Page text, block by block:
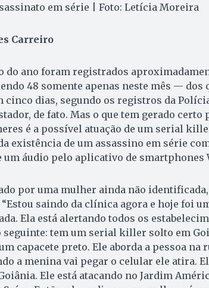
em série | Foto: Letícia Moreira
Carreiro
do ano foram registrados
48 somente apenas neste mês — dos
cinco dias, segundo os registros da
de fato. Mas o que tem gerado certo
é a possível atuação de um serial
existência de um assassino em série
um áudio pelo aplicativo de smartphones
por uma mulher ainda não
saindo da clínica agora e hoje foi
Ela está alertando todos os
seguinte: tem um serial killer solto em
capacete preto. Ele aborda a pessoa na
a menina vai pegar o celular ele atira.
Ele está atacando no Jar­dim